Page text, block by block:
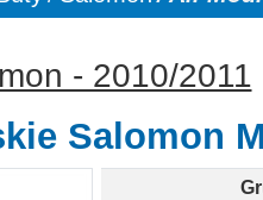
- 2010/2011
Salomon